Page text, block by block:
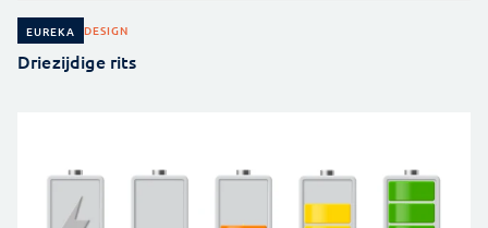
EUREKA DESIGN
Driezijdige rits